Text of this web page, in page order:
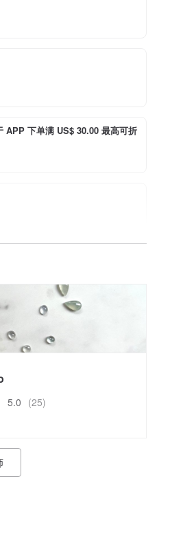
下单满 US$ 30.00 最高可折
5.0 (25)